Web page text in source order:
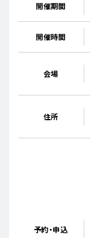
開催期間
開催時間
会場
住所
予約・申込